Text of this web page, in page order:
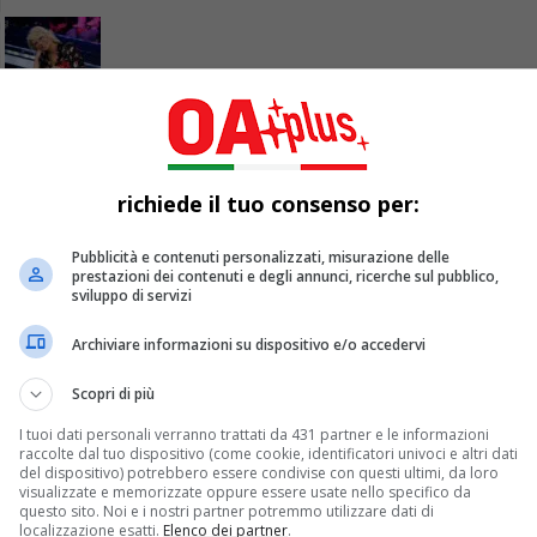
di Mattia Zenzola? Ospite Angelina Mango
show che decreterà il vincitore tra Petit, Marisol,
richiede il tuo consenso per:
Pubblicità e contenuti personalizzati, misurazione delle
prestazioni dei contenuti e degli annunci, ricerche sul pubblico,
sviluppo di servizi
Archiviare informazioni su dispositivo e/o accedervi
Scopri di più
I tuoi dati personali verranno trattati da 431 partner e le informazioni
raccolte dal tuo dispositivo (come cookie, identificatori univoci e altri dati
del dispositivo) potrebbero essere condivise con questi ultimi, da loro
visualizzate e memorizzate oppure essere usate nello specifico da
questo sito. Noi e i nostri partner potremmo utilizzare dati di
localizzazione esatti. Elenco dei partner.